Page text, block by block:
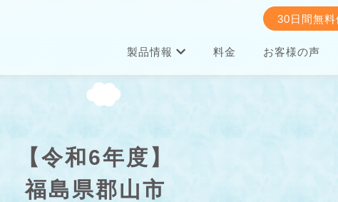
製品情報 料金 お客様の声
30日間無料
【令和6年度】
福島県郡山市